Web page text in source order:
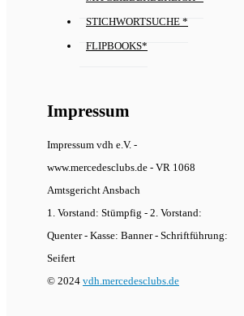
STICHWORTSUCHE *
FLIPBOOKS*
Impressum
Impressum vdh e.V. -
www.mercedesclubs.de - VR 1068
Amtsgericht Ansbach
1. Vorstand: Stümpfig - 2. Vorstand:
Quenter - Kasse: Banner - Schriftführung:
Seifert
© 2024 vdh.mercedesclubs.de